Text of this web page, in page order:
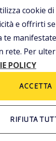
Eniscuola.Scopri
per la
digitali e
è una
cookie
e offrirti
te
rete. Per
POLICY
RIFIUTA
ACCETTA